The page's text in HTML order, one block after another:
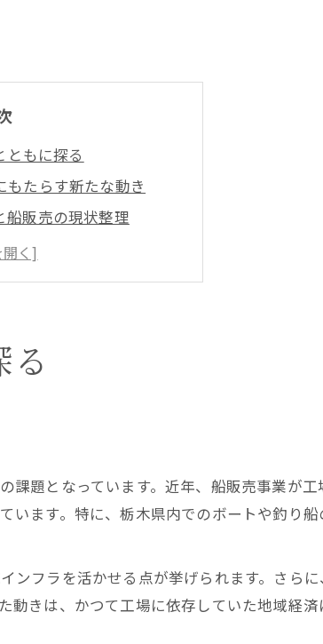
ともに探る
もたらす新たな動き
船販売の現状整理
シャープ矢板跡地の活用
プ矢板閉鎖の関係性
たらした影響とは
退後の地域変化を分析
ープ工場跡地の再生
地域の変化
販売事業の役割拡大
題となっています。近年、船販売事業が
ます。特に、栃木県内でのボートや釣り
フラを活かせる点が挙げられます。さら
きは、かつて工場に依存していた地域経済